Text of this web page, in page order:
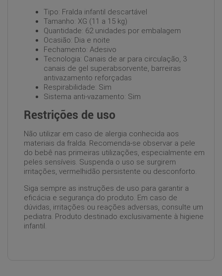
Tipo: Fralda infantil descartável
Tamanho: XG (11 a 15 kg)
Quantidade: 62 unidades por embalagem
Ocasião: Dia e noite
Fechamento: Adesivo
Tecnologia: Canais de ar para circulação, 3
canais de gel superabsorvente, barreiras
antivazamento reforçadas
Respirabilidade: Sim
Sistema anti-vazamento: Sim
Restrições de uso
Não utilizar em caso de alergia conhecida aos
materiais da fralda. Recomenda-se observar a pele
do bebê nas primeiras utilizações, especialmente em
peles sensíveis. Suspenda o uso se surgirem
irritações, vermelhidão persistente ou desconforto.
Siga sempre as instruções de uso para garantir a
eficácia e segurança do produto. Em caso de
dúvidas, irritações ou reações adversas, consulte um
pediatra. Produto destinado exclusivamente à higiene
infantil.